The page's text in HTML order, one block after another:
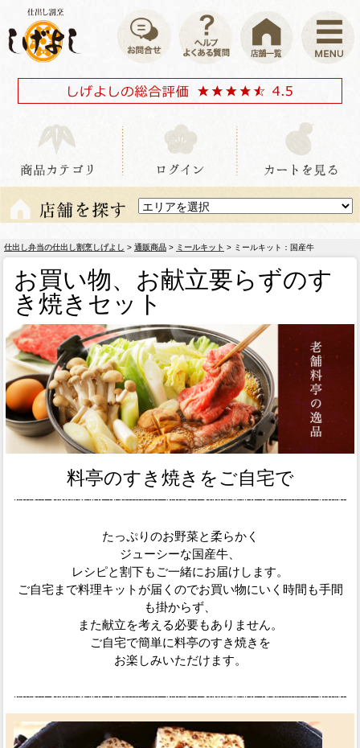
仕出し弁当の仕出し割烹しげよし > 通販商品 > ミールキット > ミールキット：国産牛
お買い物、お献立要らずのす
き焼きセット
料亭のすき焼きをご自宅で
たっぷりのお野菜と柔らかく
ジューシーな国産牛、
レシピと割下もご一緒にお届けします。
ご自宅まで料理キットが届くのでお買い物にいく時間も手間
も掛からず、
また献立を考える必要もありません。
ご自宅で簡単に料亭のすき焼きを
お楽しみいただけます。